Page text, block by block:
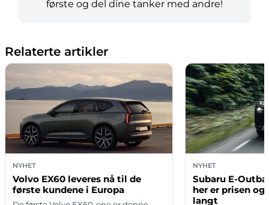
første og del dine tanker med andre!
Relaterte artikler
NYHET
Volvo EX60 leveres nå til de
første kundene i Europa
NYHET
Subaru E-
her er prisen
langt